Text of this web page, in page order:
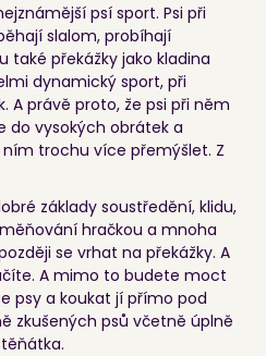
psí sport. Psi při
slalom, probíhají
také překážky jako kladina
dynamický sport, při
A právě proto, že psi při něm
do vysokých obrátek a
trochu více přemýšlet. Z
základy soustředění, klidu,
hračkou a mnoha
se vrhat na překážky. A
A mimo to budete moct
psy a koukat jí přímo pod
zkušených psů včetně úplně